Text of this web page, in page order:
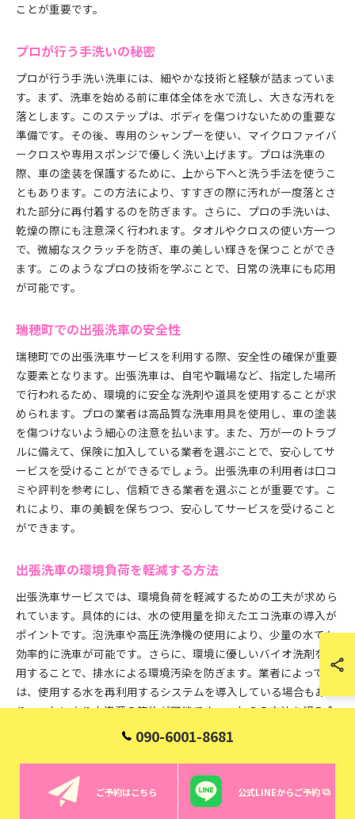
ことが重要です。
プロが行う手洗いの秘密
プロが行う手洗い洗車には、細やかな技術と経験が詰まっていま
す。まず、洗車を始める前に車体全体を水で流し、大きな汚れを
落とします。このステップは、ボディを傷つけないための重要な
準備です。その後、専用のシャンプーを使い、マイクロファイバ
ークロスや専用スポンジで優しく洗い上げます。プロは洗車の
際、車の塗装を保護するために、上から下へと洗う手法を使うこ
ともあります。この方法により、すすぎの際に汚れが一度落とさ
れた部分に再付着するのを防ぎます。さらに、プロの手洗いは、
乾燥の際にも注意深く行われます。タオルやクロスの使い方一つ
で、微細なスクラッチを防ぎ、車の美しい輝きを保つことができ
ます。このようなプロの技術を学ぶことで、日常の洗車にも応用
が可能です。
瑞穂町での出張洗車の安全性
瑞穂町での出張洗車サービスを利用する際、安全性の確保が重要
な要素となります。出張洗車は、自宅や職場など、指定した場所
で行われるため、環境的に安全な洗剤や道具を使用することが求
められます。プロの業者は高品質な洗車用具を使用し、車の塗装
を傷つけないよう細心の注意を払います。また、万が一のトラブ
ルに備えて、保険に加入している業者を選ぶことで、安心してサ
ービスを受けることができるでしょう。出張洗車の利用者は口コ
ミや評判を参考にし、信頼できる業者を選ぶことが重要です。こ
れにより、車の美観を保ちつつ、安心してサービスを受けること
ができます。
出張洗車の環境負荷を軽減する方法
出張洗車サービスでは、環境負荷を軽減するための工夫が求めら
れています。具体的には、水の使用量を抑えたエコ洗車の導入が
ポイントです。泡洗車や高圧洗浄機の使用により、少量の水でも
効率的に洗車が可能です。さらに、環境に優しいバイオ洗剤を使
用することで、排水による環境汚染を防ぎます。業者によって
は、使用する水を再利用するシステムを導入している場合もあ
り、これにより水資源の節約が可能です。これらの方法を組み合
わせることで、出張洗車の環境負荷を大幅に軽減し、持続可能な
業者を選ぶことで、地球に優しい選択をすることができます。
出張サービスの費用対効果を検証
090-6001-8681
ご予約はこちら 公式LINEからご予約